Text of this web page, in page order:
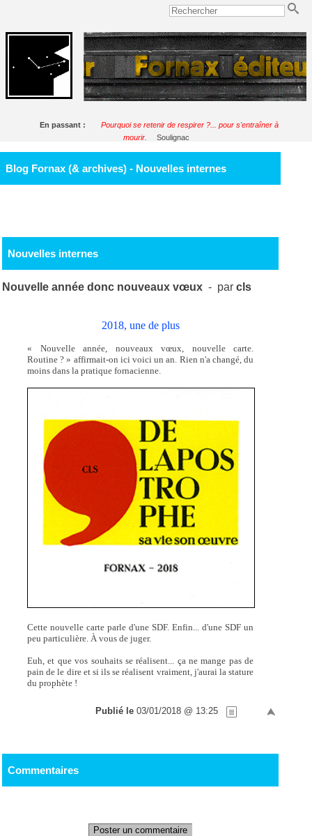
En passant :
Pourquoi se retenir de respirer ?... pour s'entraîner à
mourir.
Soulignac
Blog Fornax (& archives) - Nouvelles internes
Nouvelles internes
Nouvelle année donc nouveaux vœux - parcls
2018, une de plus
« Nouvelle année, nouveaux vœux, nouvelle carte.
Routine ? » affirmait-on ici voici un an. Rien n'a changé, du
moins dans la pratique fornacienne.
Cette nouvelle carte parle d'une SDF. Enfin... d'une SDF un
peu particulière. À vous de juger.
Euh, et que vos souhaits se réalisent... ça ne mange pas de
pain de le dire et si ils se réalisent vraiment, j'aurai la stature
du prophète !
Publié le 03/01/2018 @ 13:25
Commentaires
Poster un commentaire